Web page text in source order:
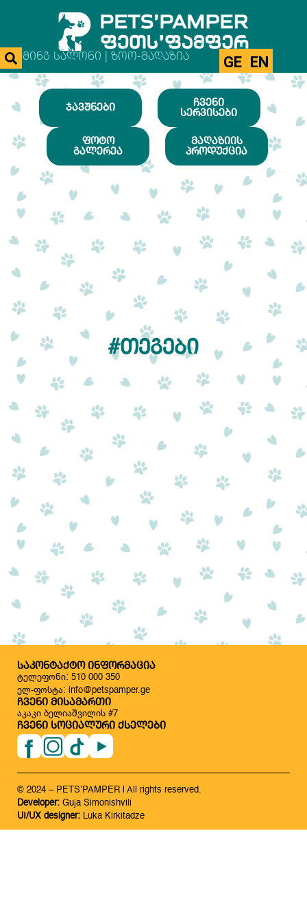
ᲒᲠᲣᲛᲘᲜᲒ ᲡᲐᲚᲝᲜᲘ | ᲖᲝᲝ-ᲛᲐᲦᲐᲖᲘᲐ GE EN
ᲯᲐᲕᲨᲜᲔᲑᲘ
ᲩᲕᲔᲜᲘ
ᲡᲔᲠᲕᲘᲡᲔᲑᲘ
ᲤᲝᲢᲝ
ᲒᲐᲚᲔᲠᲔᲐ
ᲛᲐᲦᲐᲖᲘᲘᲡ
ᲞᲠᲝᲓᲣᲥᲪᲘᲐ
#ᲗᲔᲒᲔᲑᲘ
ᲡᲐᲙᲝᲜᲢᲐᲥᲢᲝ ᲘᲜᲤᲝᲠᲛᲐᲪᲘᲐ
ტელეფონი: 510 000 350
ელ-ფოსტა: info@petspamper.ge
ᲩᲕᲔᲜᲘ ᲛᲘᲡᲐᲛᲐᲠᲗᲘ
აკაკი ბელიაშვილის #7
ᲩᲕᲔᲜᲘ ᲡᲝᲪᲘᲐᲚᲣᲠᲘ ᲥᲡᲔᲚᲔᲑᲘ
© 2024 – PETS’PAMPER | All rights reserved.
Developer: Guja Simonishvili
UI/UX designer:
Luka Kirkitadze